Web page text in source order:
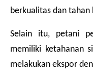
berkualitas dan tahan
Selain itu, petani
memiliki ketahanan
melakukan ekspor